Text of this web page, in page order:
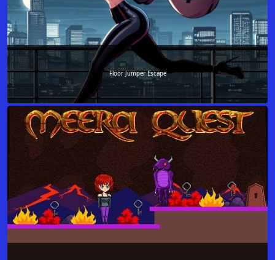
Floor Jumper Escape